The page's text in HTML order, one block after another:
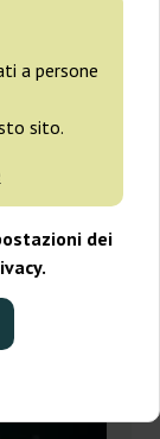
a persone
sito.
dei